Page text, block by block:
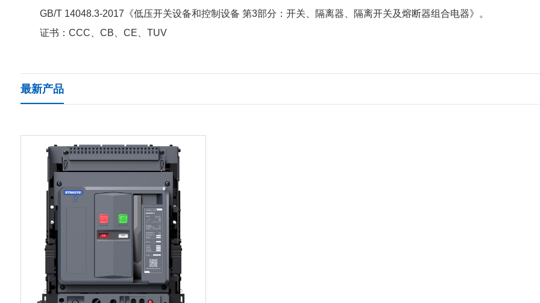
GB/T 14048.3-2017《低压开关设备和控制设备 第3部分：开关、隔离器、隔离开关及熔断器组合电器》。
证书：CCC、CB、CE、TUV
最新产品